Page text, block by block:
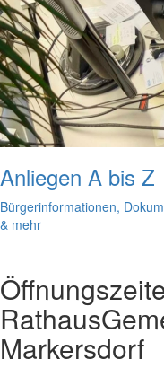
Anliegen A bis Z
Bürgerinformationen,
& mehr
Rathaus
Markersdorf